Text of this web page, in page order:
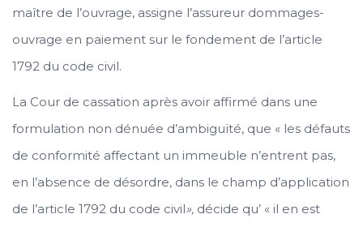
maître de l’ouvrage, assigne l’assureur dommages-
ouvrage en paiement sur le fondement de l’article
1792 du code civil.
La Cour de cassation après avoir affirmé dans une
formulation non dénuée d’ambiguïté, que « les défauts
de conformité affectant un immeuble n’entrent pas,
en l’absence de désordre, dans le champ d’application
de l’article 1792 du code civil», décide qu’ « il en est